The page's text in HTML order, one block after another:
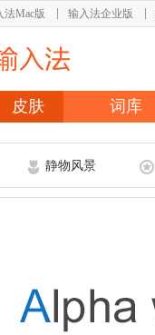
法Mac版 输入法企业版
皮肤 词库
静物风景